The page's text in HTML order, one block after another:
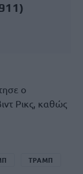
ο
Ρικς, καθώς
ΤΡΑΜΠ